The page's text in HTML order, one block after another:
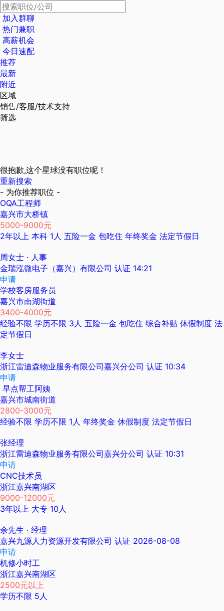
加入群聊
热门兼职
高薪机会
今日速配
推荐
最新
附近
区域
销售/客服/技术支持
筛选
很抱歉,这个星球没有职位呢！
重新搜索
- 为你推荐职位 -
OQA工程师
嘉兴市大桥镇
5000-9000元
2年以上 本科 1人 五险一金 包吃住 年终奖金 法定节假日
周女士 · 人事
金瑞泓微电子（嘉兴）有限公司 认证 14:21
申请
学校客房服务员
嘉兴市南湖街道
3400-4000元
经验不限 学历不限 3人 五险一金 包吃住 综合补贴 休假制度 法
定节假日
李女士
浙江雷迪森物业服务有限公司嘉兴分公司 认证 10:34
申请
早点帮工阿姨
嘉兴市城南街道
2800-3000元
经验不限 学历不限 1人 年终奖金 休假制度 法定节假日
张经理
浙江雷迪森物业服务有限公司嘉兴分公司 认证 10:31
申请
CNC技术员
浙江嘉兴南湖区
9000-12000元
3年以上 大专 10人
余先生 · 经理
嘉兴九源人力资源开发有限公司 认证 2026-08-08
申请
机修小时工
浙江嘉兴南湖区
2500元以上
学历不限 5人